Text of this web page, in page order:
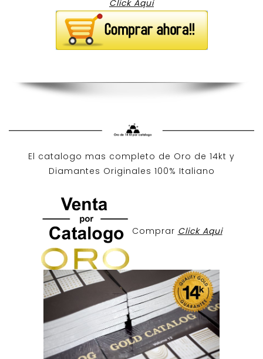
Click Aqui
El catalogo mas completo de Oro de 14kt y
Diamantes Originales 100% Italiano
Comprar Click Aqui